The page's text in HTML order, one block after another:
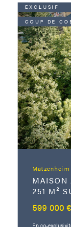
MAISON
251 M²
599 000 €
En co-
EXCLUSIF
COUP DE